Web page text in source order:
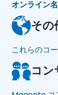
オンライン
その
これらのコ
コ